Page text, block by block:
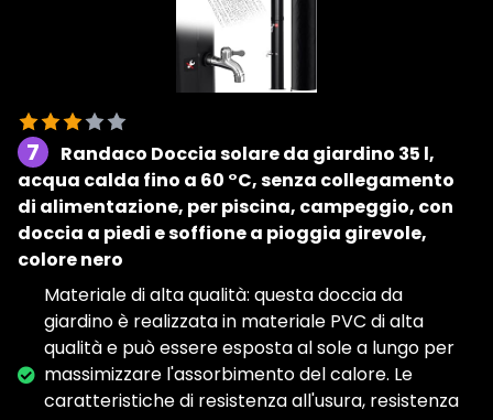
7
Randaco Doccia solare da giardino 35 l,
acqua calda fino a 60 °C, senza collegamento
di alimentazione, per piscina, campeggio, con
doccia a piedi e soffione a pioggia girevole,
colore nero
Materiale di alta qualità: questa doccia da
giardino è realizzata in materiale PVC di alta
qualità e può essere esposta al sole a lungo per
massimizzare l'assorbimento del calore. Le
caratteristiche di resistenza all'usura, resistenza